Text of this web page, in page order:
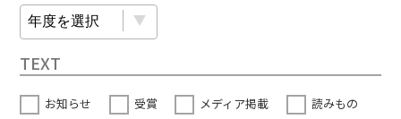
お知らせ 受賞 メディア掲載 読みもの